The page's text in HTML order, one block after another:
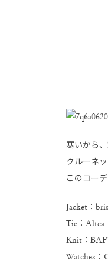
寒いから
クルーネ
このコー
Jacket：
Tie：Altea
Knit：
Watches：